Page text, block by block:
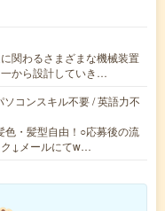
関わるさまざまな機械装置
から設計していき…
コンスキル不要 / 英語力不
色・髪型自由！○応募後の流
ク↓メールにてw…